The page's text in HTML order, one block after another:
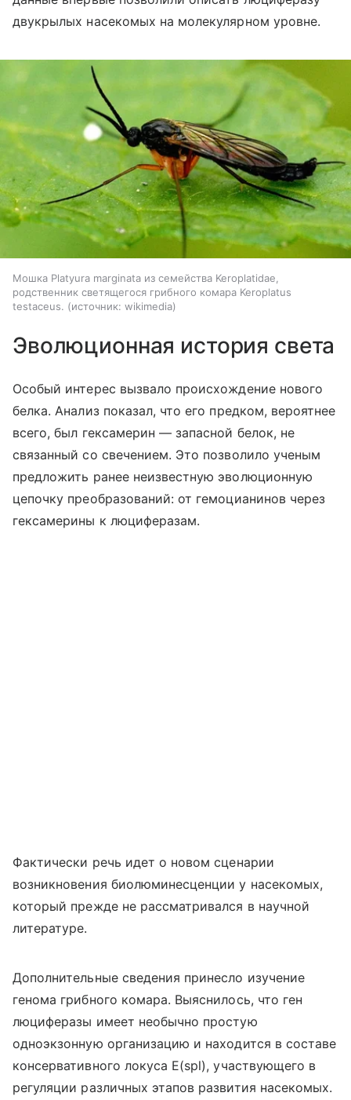
двукрылых насекомых на молекулярном уровне.
Мошка Platyura marginata из семейства Keroplatidae,
родственник светящегося грибного комара Keroplatus
testaceus.
источник: wikimedia
Эволюционная история света
Особый интерес вызвало происхождение нового
белка. Анализ показал, что его предком, вероятнее
всего, был гексамерин — запасной белок, не
связанный со свечением. Это позволило ученым
предложить ранее неизвестную эволюционную
цепочку преобразований: от гемоцианинов через
гексамерины к люциферазам.
Фактически речь идет о новом сценарии
возникновения биолюминесценции у насекомых,
который прежде не рассматривался в научной
литературе.
Дополнительные сведения принесло изучение
генома грибного комара. Выяснилось, что ген
люциферазы имеет необычно простую
одноэкзонную организацию и находится в составе
консервативного локуса E(spl), участвующего в
регуляции различных этапов развития насекомых.